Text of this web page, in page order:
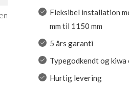
Fleksibel installation
mm til 1150 mm
5 års garanti
Typegodkendt og
Hurtig levering